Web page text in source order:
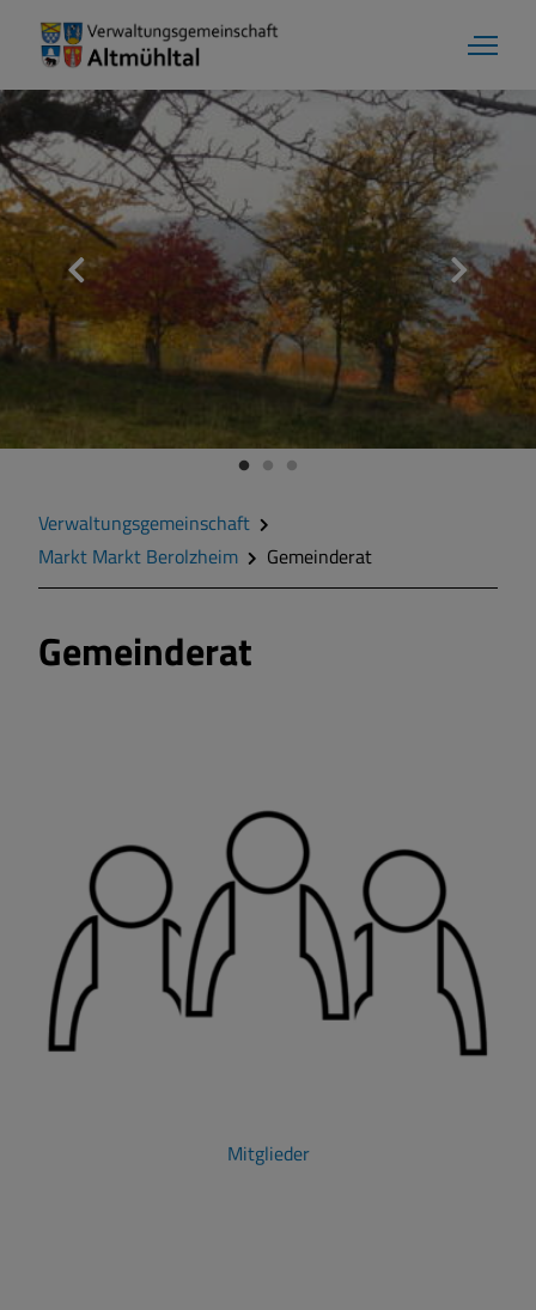
Aktuelles
Verwaltungsgemeinschaft
Gemeinde Alesheim
Markt Markt Berolzheim
Gemeinde Meinheim
Verwaltungsgemeinschaft
Markt Markt Berolzheim
Gemeinderat
Gemeinderat
Mitglieder